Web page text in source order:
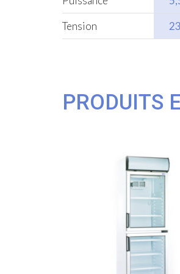
Tension
PRODUITS